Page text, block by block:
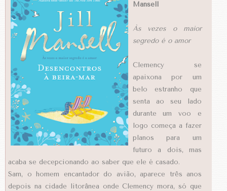
Mansell
Às vezes o maior
segredo é o amor
Clemency se
apaixona por um
belo estranho que
senta ao seu lado
durante um voo e
logo começa a fazer
planos para um
futuro a dois, mas
acaba se decepcionando ao saber que ele é casado.
Sam, o homem encantador do avião, aparece três anos
depois na cidade litorânea onde Clemency mora, só que